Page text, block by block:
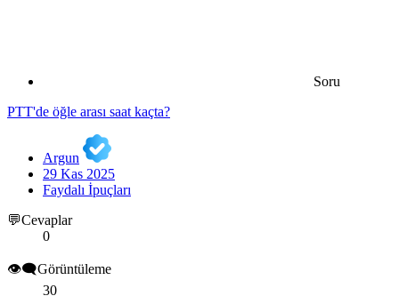
Soru
PTT'de öğle arası saat kaçta?
Argun
29 Kas 2025
Faydalı İpuçları
💬Cevaplar
0
👁️‍🗨️Görüntüleme
30